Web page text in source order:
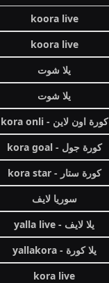
koora live
koora live
يلا شوت
يلا شوت
كورة اون لاين - kora onli
كورة جول - kora goal
كورة ستار - kora star
سوريا لايف
يلا لايف - yalla live
يلا كورة - yallakora
kora live